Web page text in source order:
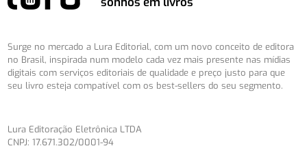
Surge no mercado a Lura Editorial, com um novo conceito de editora
no Brasil, inspirada num modelo cada vez mais presente nas mídias
digitais com serviços editoriais de qualidade e preço justo para que
seu livro esteja compatível com os best-sellers do seu segmento.
Lura Editoração Eletrônica LTDA
CNPJ: 17.671.302/0001-94